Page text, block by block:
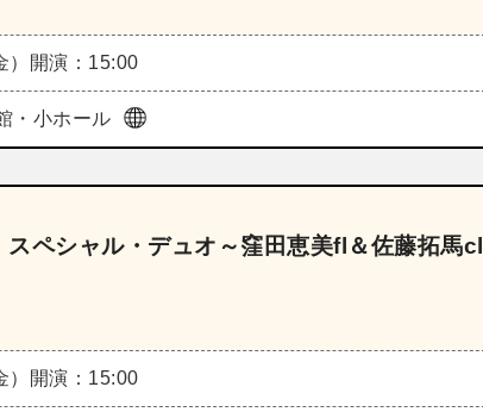
開演：15:00
・小ホール
ペシャル・デュオ～窪田恵美fl＆佐藤拓馬cl
開演：15:00